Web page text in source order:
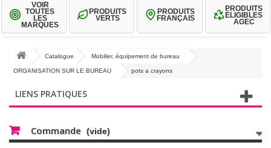
VOIR
TOUTES
LES
MARQUES
PRODUITS
VERTS
PRODUITS
FRANÇAIS
PRODUITS
ÉLIGIBLES
AGEC
Catalogue Mobilier, équipement de bureau
ORGANISATION SUR LE BUREAU pots a crayons
LIENS PRATIQUES
Commande (vide)